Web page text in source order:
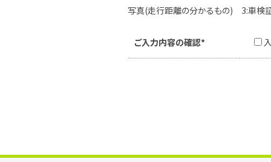
写真(走行距離の分かるもの) 3:車検
ご入力内容の確認*